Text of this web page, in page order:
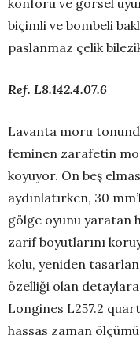
biçimli ve bombeli
paslanmaz çelik
Ref. L8.142.4.07.6
Lavanta moru
feminen zarafetin
koyuyor. On beş
aydınlatırken, 30
gölge oyunu yaratan
zarif boyutlarını
kolu, yeniden
özelliği olan
Longines L257.2
hassas zaman